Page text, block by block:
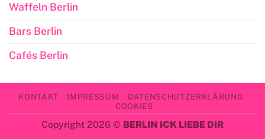
Waffeln Berlin
Bars Berlin
Cafés Berlin
KONTAKT IMPRESSUM
DATENSCHUTZERKLÄRUNG
COOKIES
Copyright 2026 © BERLIN ICK LIEBE DIR